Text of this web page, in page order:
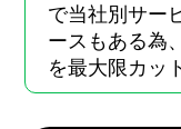
で当社別サー
ースもある為
を最大限カッ